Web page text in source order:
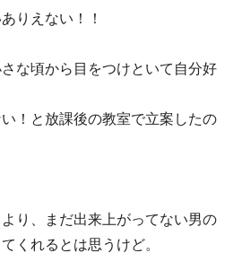
りえない！！
な頃から目をつけといて自分好
！と放課後の教室で立案したの
り、まだ出来上がってない男の
くれるとは思うけど。